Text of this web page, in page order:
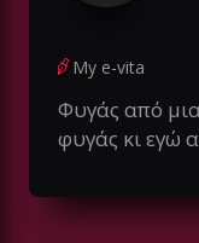
My e-vita
Φυγάς από
φυγάς κι εγώ